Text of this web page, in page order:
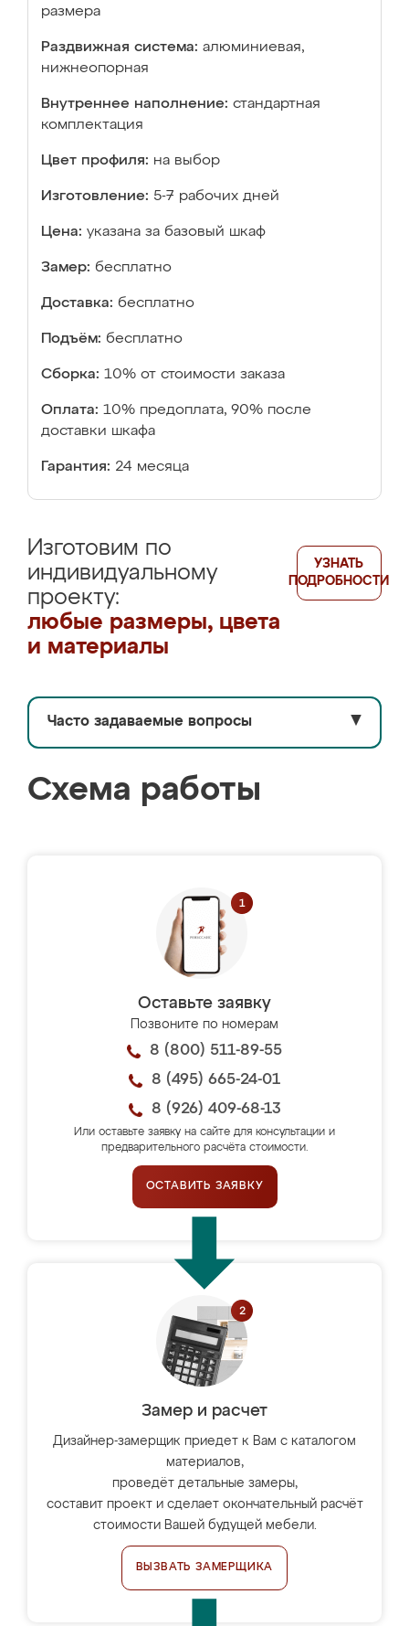
размера
Раздвижная система: алюминиевая,
нижнеопорная
Внутреннее наполнение: стандартная
комплектация
Цвет профиля: на выбор
Изготовление: 5-7 рабочих дней
Цена: указана за базовый шкаф
Замер: бесплатно
Доставка: бесплатно
Подъём: бесплатно
Сборка: 10% от стоимости заказа
Оплата: 10% предоплата, 90% после
доставки шкафа
Гарантия: 24 месяца
Изготовим по
индивидуальному
проекту:
любые размеры, цвета
и материалы
УЗНАТЬ
ПОДРОБНОСТИ
Часто задаваемые вопросы ▼
Схема работы
Оставьте заявку
Позвоните по номерам
8 (800) 511-89-55
8 (495) 665-24-01
8 (926) 409-68-13
Или оставьте заявку на сайте для консультации и
предварительного расчёта стоимости.
ОСТАВИТЬ ЗАЯВКУ
Замер и расчет
Дизайнер-замерщик приедет к Вам с каталогом
материалов,
проведёт детальные замеры,
составит проект и сделает окончательный расчёт
стоимости Вашей будущей мебели.
ВЫЗВАТЬ ЗАМЕРЩИКА